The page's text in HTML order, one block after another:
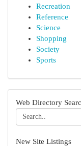
Recreation
Reference
Science
Shopping
Society
Sports
Web Directory
New Site Listings